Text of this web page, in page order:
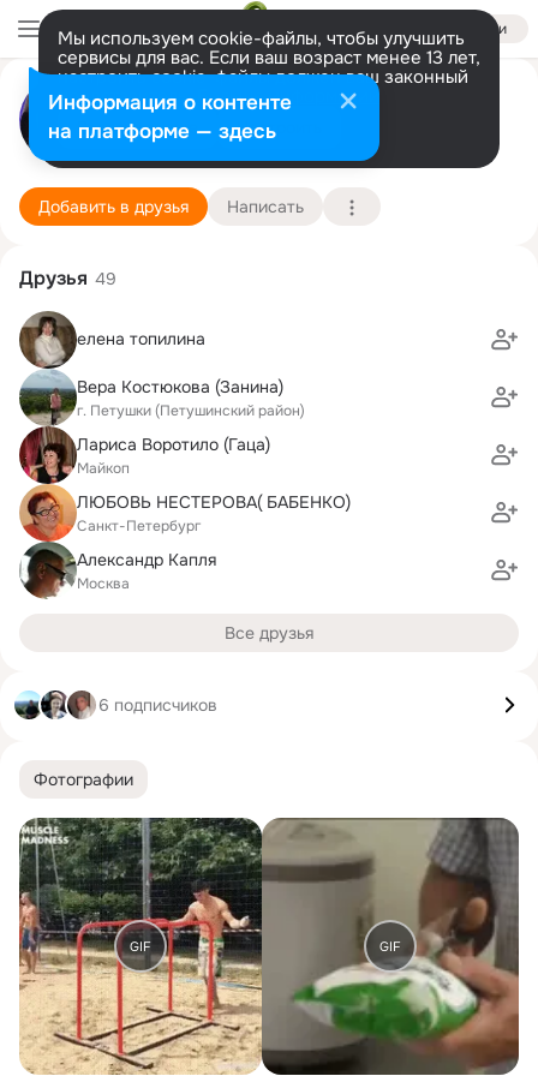
Войти
Мы используем cookie-файлы, чтобы улучшить
сервисы для вас. Если ваш возраст менее 13 лет,
настроить cookie-файлы должен ваш законный
представитель. Больше информации
Разрешить все Настроить
Сергей Вергузь
Москва
10 августа (61 год)
БГТУ (Военмех) им. Д.Ф. Устинова,
Подробнее
Добавить в друзья Написать
Фотографии
GIF GIF
Друзья 49
елена топилина
Вера Костюкова (Занина)
г. Петушки (Петушинский район)
Лариса Воротило (Гаца)
Майкоп
ЛЮБОВЬ НЕСТЕРОВА( БАБЕНКО)
Санкт-Петербург
Александр Капля
Москва
Все друзья
6 подписчиков
Информация о контенте
на платформе — здесь